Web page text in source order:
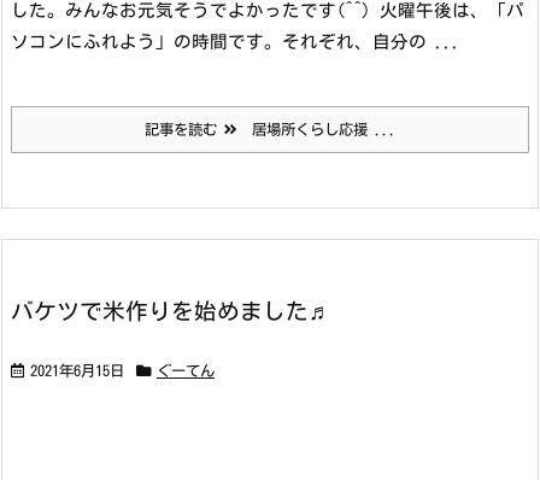
した。みんなお元気そうでよかったです(^^） 火曜午後は、「パ
ソコンにふれよう」の時間です。それぞれ、自分の ...
記事を読む 居場所くらし応援 ...
バケツで米作りを始めました♬
2021年6月15日 ぐーてん